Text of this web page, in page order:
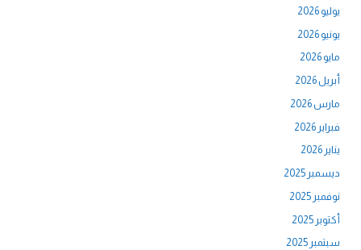
يوليو 2026
يونيو 2026
مايو 2026
أبريل 2026
مارس 2026
فبراير 2026
يناير 2026
ديسمبر 2025
نوفمبر 2025
أكتوبر 2025
سبتمبر 2025